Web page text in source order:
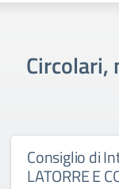
Consiglio di
LATORRE E